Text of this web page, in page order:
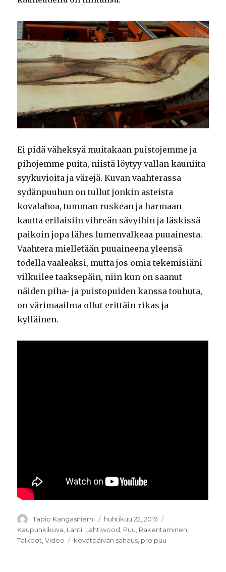
Ei pidä väheksyä muitakaan puistojemme ja
pihojemme puita, niistä löytyy vallan kauniita
syykuvioita ja värejä. Kuvan vaahterassa
sydänpuuhun on tullut jonkin asteista
kovalahoa, tumman ruskean ja harmaan
kautta erilaisiin vihreän sävyihin ja läskissä
paikoin jopa lähes lumenvalkeaa puuainesta.
Vaahtera mielletään puuaineena yleensä
todella vaaleaksi, mutta jos omia tekemisiäni
vilkuilee taaksepäin, niin kun on saanut
näiden piha- ja puistopuiden kanssa touhuta,
on värimaailma ollut erittäin rikas ja
kylläinen.
Kirjoittaja
Tapio Kangasniemi Julkaistu
huhtikuu 22, 2019
Kaupunkikuva Lahti Lahtiwood Puu Rakentaminen
Talkoot ,Video Avainsanat
kevätpäivän sahaus pro puu